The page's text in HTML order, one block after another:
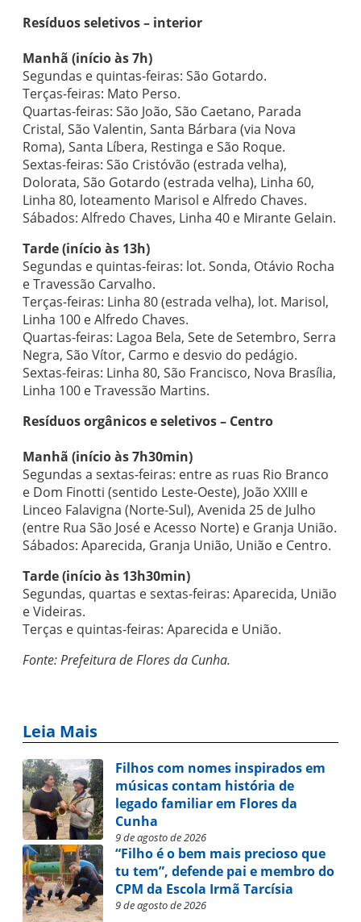
Resíduos seletivos – interior
Manhã (início às 7h)
Segundas e quintas-feiras: São Gotardo.
Terças-feiras: Mato Perso.
Quartas-feiras: São João, São Caetano, Parada
Cristal, São Valentin, Santa Bárbara (via Nova
Roma), Santa Líbera, Restinga e São Roque.
Sextas-feiras: São Cristóvão (estrada velha),
Dolorata, São Gotardo (estrada velha), Linha 60,
Linha 80, loteamento Marisol e Alfredo Chaves.
Sábados: Alfredo Chaves, Linha 40 e Mirante Gelain.
Tarde (início às 13h)
Segundas e quintas-feiras: lot. Sonda, Otávio Rocha
e Travessão Carvalho.
Terças-feiras: Linha 80 (estrada velha), lot. Marisol,
Linha 100 e Alfredo Chaves.
Quartas-feiras: Lagoa Bela, Sete de Setembro, Serra
Negra, São Vítor, Carmo e desvio do pedágio.
Sextas-feiras: Linha 80, São Francisco, Nova Brasília,
Linha 100 e Travessão Martins.
Resíduos orgânicos e seletivos – Centro
Manhã (início às 7h30min)
Segundas a sextas-feiras: entre as ruas Rio Branco
e Dom Finotti (sentido Leste-Oeste), João XXIII e
Linceo Falavigna (Norte-Sul), Avenida 25 de Julho
(entre Rua São José e Acesso Norte) e Granja União.
Sábados: Aparecida, Granja União, União e Centro.
Tarde (início às 13h30min)
Segundas, quartas e sextas-feiras: Aparecida, União
e Videiras.
Terças e quintas-feiras: Aparecida e União.
Fonte: Prefeitura de Flores da Cunha.
Leia Mais
Filhos com nomes inspirados em
músicas contam história de
legado familiar em Flores da
Cunha
9 de agosto de 2026
“Filho é o bem mais precioso que
tu tem”, defende pai e membro do
CPM da Escola Irmã Tarcísia
9 de agosto de 2026